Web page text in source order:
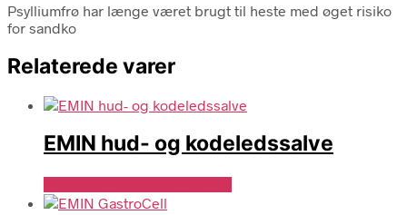
Psylliumfrø har længe været brugt til heste med øget risiko
for sandko
Relaterede varer
EMIN hud- og kodeledssalve